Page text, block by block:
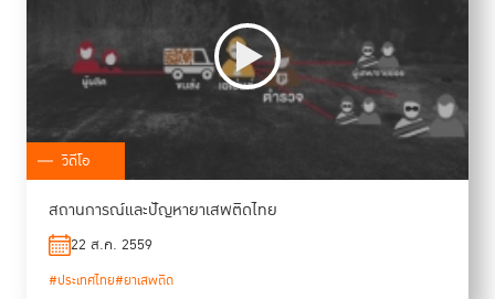
วิดีโอ
สถานการณ์และปัญหายาเสพติดไทย
22 ส.ค. 2559
#ประเทศไทย#ยาเสพติด